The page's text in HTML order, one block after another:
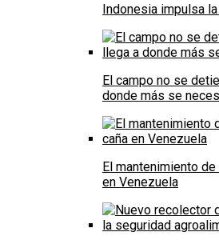
Indonesia impulsa
El campo no se
donde más se
El mantenimiento
en Venezuela